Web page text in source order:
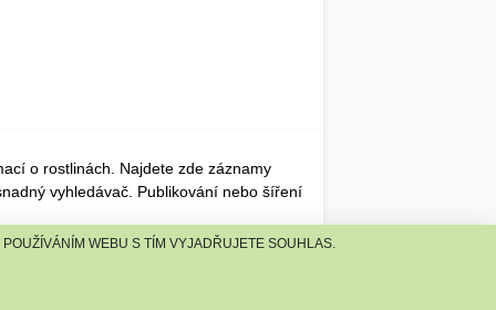
o rostlinách. Najdete zde záznamy
vyhledávač. Publikování nebo šíření
WEBU S TÍM VYJADŘUJETE SOUHLAS.